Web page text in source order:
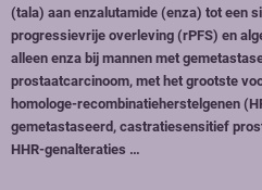
(tala) aan enzalutamide (enza) tot een
progressievrije overleving (rPFS) en
alleen enza bij mannen met
prostaatcarcinoom, met het grootste
homologe-recombinatieherstelgenen
gemetastaseerd, castratiesensitief
HHR-genalteraties …